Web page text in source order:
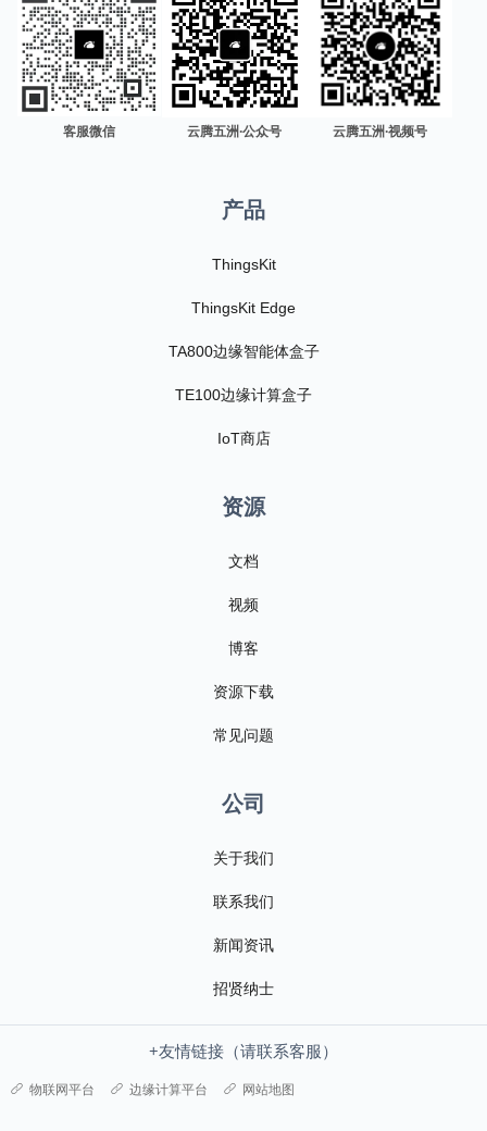
客服微信 云腾五洲·公众号 云腾五洲·视频号
产品
ThingsKit
ThingsKit Edge
TA800边缘智能体盒子
TE100边缘计算盒子
IoT商店
资源
文档
视频
博客
资源下载
常见问题
公司
关于我们
联系我们
新闻资讯
招贤纳士
+友情链接（请联系客服）
物联网平台 边缘计算平台 网站地图